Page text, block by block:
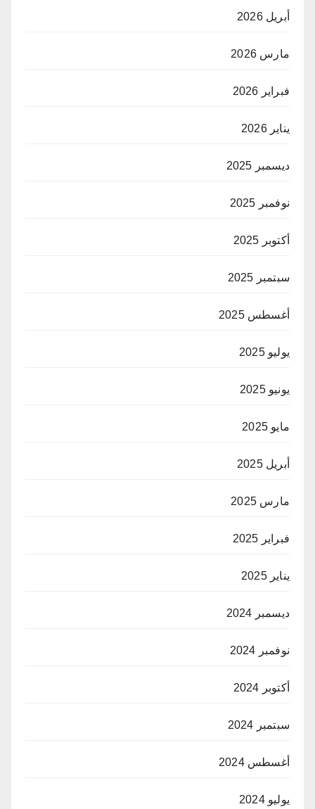
أبريل 2026
مارس 2026
فبراير 2026
يناير 2026
ديسمبر 2025
نوفمبر 2025
أكتوبر 2025
سبتمبر 2025
أغسطس 2025
يوليو 2025
يونيو 2025
مايو 2025
أبريل 2025
مارس 2025
فبراير 2025
يناير 2025
ديسمبر 2024
نوفمبر 2024
أكتوبر 2024
سبتمبر 2024
أغسطس 2024
يوليو 2024